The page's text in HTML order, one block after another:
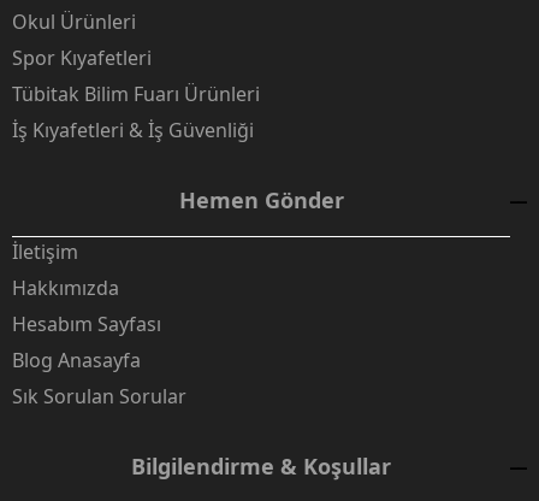
Okul Ürünleri
Spor Kıyafetleri
Tübitak Bilim Fuarı Ürünleri
İş Kıyafetleri & İş Güvenliği
Hemen Gönder
İletişim
Hakkımızda
Hesabım Sayfası
Blog Anasayfa
Sık Sorulan Sorular
Bilgilendirme & Koşullar